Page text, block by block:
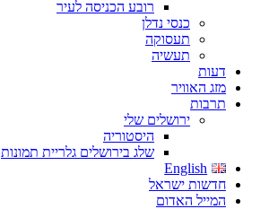
רובע הכניסה לעיר
כנסי נדלן
תעסוקה
תעשיה
דעות
מזג האוויר
תרבות
ירושלים שלי
היסטוריה
שלג בירושלים גלריית תמונות
English
חדשות ישראל
המייל האדום